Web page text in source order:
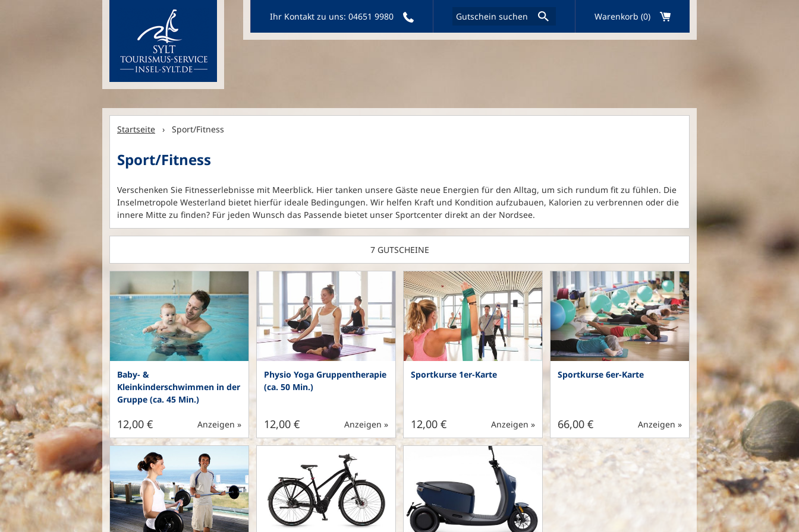
Ihr Kontakt zu uns: 04651 9980 Warenkorb (0)
Startseite › Sport/Fitness
Sport/Fitness
Verschenken Sie Fitnesserlebnisse mit Meerblick. Hier tanken unsere Gäste neue Energien für den Alltag, um sich rundum fit zu fühlen. Die
Inselmetropole Westerland bietet hierfür ideale Bedingungen. Wir helfen Kraft und Kondition aufzubauen, Kalorien zu verbrennen oder die
innere Mitte zu finden? Für jeden Wunsch das Passende bietet unser Sportcenter direkt an der Nordsee.
7 GUTSCHEINE
Baby- &
Kleinkinderschwimmen in der
Gruppe (ca. 45 Min.)
12,00 € Anzeigen »
Physio Yoga Gruppentherapie
(ca. 50 Min.)
12,00 € Anzeigen »
Sportkurse 1er-Karte
12,00 € Anzeigen »
Sportkurse 6er-Karte
66,00 € Anzeigen »